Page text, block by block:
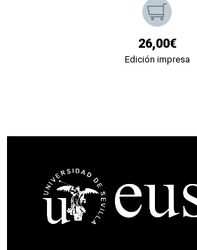
26,00€
Edición impresa